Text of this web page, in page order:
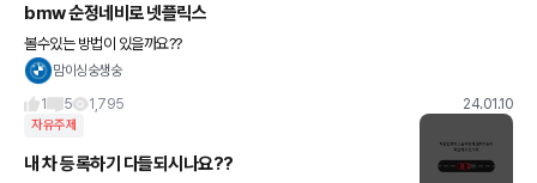
bmw 순정네비로 넷플릭스
볼수있는 방법이 있을까요??
맘이싱숭생숭
1
5 1,795 24.01.10
자유주제
내 차 등록하기 다들되시나요??